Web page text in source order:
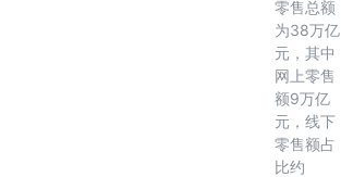
零售总额
为38万亿
元，其中
网上零售
额9万亿
元，线下
零售额占
比约